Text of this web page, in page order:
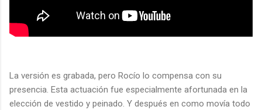
La versión es grabada, pero Rocío lo compensa con su
presencia. Esta actuación fue especialmente afortunada en la
elección de vestido y peinado. Y después en como movía todo